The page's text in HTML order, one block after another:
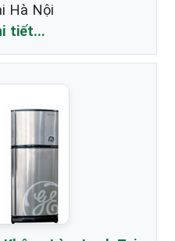
Hà Nội
tiết...